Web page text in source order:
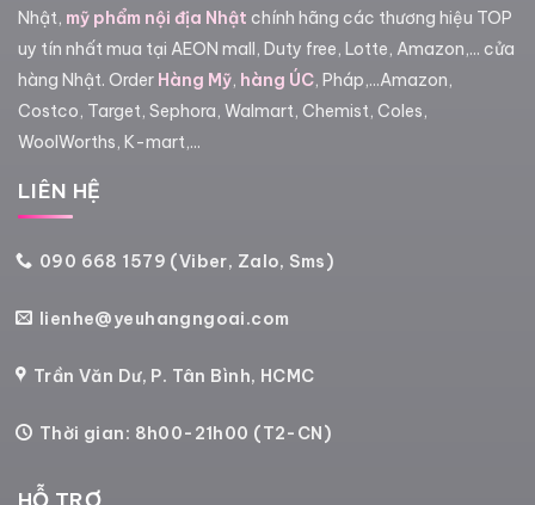
Nhật, mỹ phẩm nội địa Nhật chính hãng các thương hiệu TOP
uy tín nhất mua tại AEON mall, Duty free, Lotte, Amazon,... cửa
hàng Nhật. Order Hàng Mỹ, hàng ÚC, Pháp,...Amazon,
Costco, Target, Sephora, Walmart, Chemist, Coles,
WoolWorths, K-mart,...
LIÊN HỆ
090 668 1579 (Viber, Zalo, Sms)
lienhe@yeuhangngoai.com
Trần Văn Dư, P. Tân Bình, HCMC
Thời gian: 8h00-21h00 (T2-CN)